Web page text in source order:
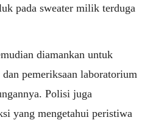
pada sweater milik terduga
diamankan untuk
pemeriksaan laboratorium
Polisi juga
yang mengetahui peristiwa